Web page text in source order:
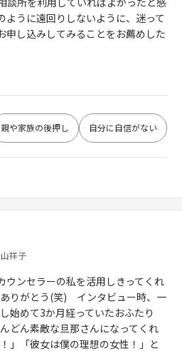
ように遠回りしないように、迷って
申し込みしてみることをお薦めした
親や家族の後押し 自分に自信がない
祥子
ウンセラーの私を活用しきってくれ
りがとう(笑) インタビュー時、一
始めて3か月経っていたおふたり
どん素敵な旦那さんになってくれ
」「彼女は僕の理想の女性！」と